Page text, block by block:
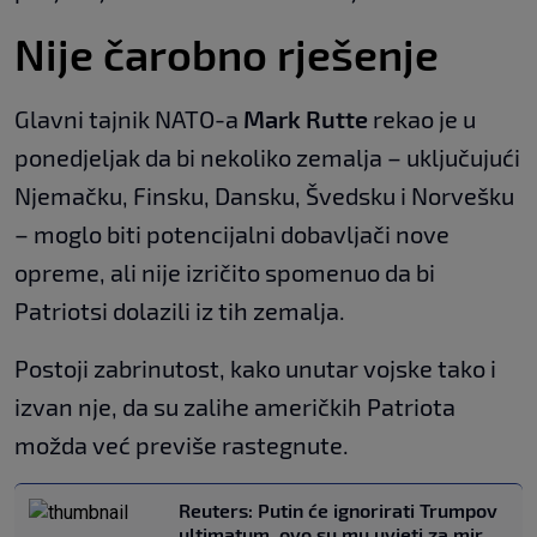
Nije čarobno rješenje
Glavni tajnik NATO-a Mark Rutte rekao je u
ponedjeljak da bi nekoliko zemalja – uključujući
Njemačku, Finsku, Dansku, Švedsku i Norvešku
– moglo biti potencijalni dobavljači nove
opreme, ali nije izričito spomenuo da bi
Patriotsi dolazili iz tih zemalja.
Postoji zabrinutost, kako unutar vojske tako i
izvan nje, da su zalihe američkih Patriota
možda već previše rastegnute.
Reuters: Putin će ignorirati Trumpov